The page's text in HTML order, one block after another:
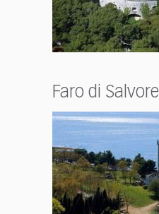
Faro di Salvore